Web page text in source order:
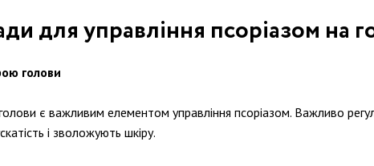
для управління псоріазом на
голови
є важливим елементом управління псоріазом. Важливо
і зволожують шкіру.